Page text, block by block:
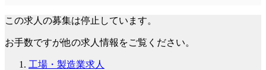
この求人の募集は停止しています。
お手数ですが他の求人情報をご覧ください。
工場・製造業求人